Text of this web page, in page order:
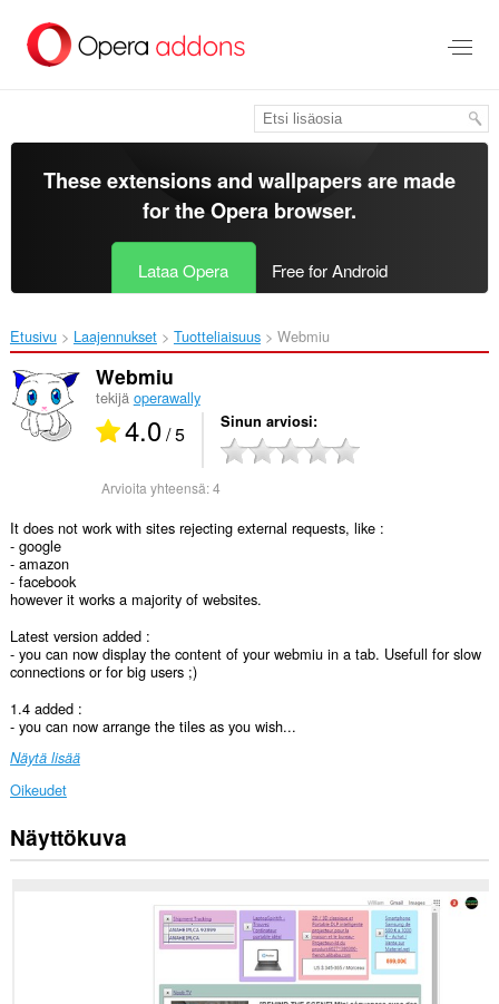
pääsisältöön
These extensions and wallpapers are made
for theOpera browser.
Lataa Opera Free for Android
Etusivu Laajennukset Tuotteliaisuus Webmiu‎
Webmiu
tekijä operawally
4.0/ 5 Sinun arviosi
Arvioita yhteensä:4
It does not work with sites rejecting external requests, like :
- google
- amazon
- facebook
however it works a majority of websites.
Latest version added :
- you can now display the content of your webmiu in a tab. Usefull for slow
connections or for big users ;)
1.4 added :
- you can now arrange the tiles as you wish...
Näytä lisää
Oikeudet
Laajennuksella
on
Näyttökuva